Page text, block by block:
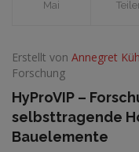
Mai
Erstellt von Annegret
Forschung
HyProVIP –
selbsttragende
Bauelemente